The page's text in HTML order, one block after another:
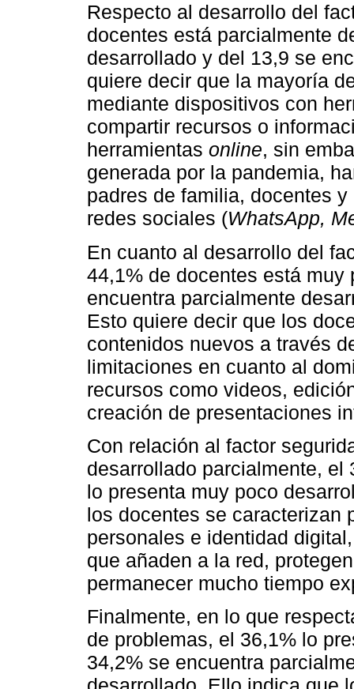
Respecto al desarrollo del
docentes está parcialmente
desarrollado y del 13,9 se
quiere decir que la mayoría
mediante dispositivos con
compartir recursos o
herramientas online, sin
generada por la pandemia,
padres de familia, docentes
redes sociales (WhatsApp,
En cuanto al desarrollo del
44,1% de docentes está
encuentra parcialmente
Esto quiere decir que los
contenidos nuevos a través
limitaciones en cuanto al
recursos como videos,
creación de presentaciones
Con relación al factor
desarrollado parcialmente, el
lo presenta muy poco
los docentes se caracterizan
personales e identidad
que añaden a la red,
permanecer mucho tiempo
Finalmente, en lo que
de problemas, el 36,1% lo
34,2% se encuentra